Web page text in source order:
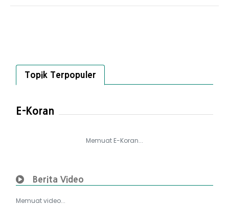
Topik Terpopuler
E-Koran
Memuat E-Koran...
Berita Video
Memuat video...